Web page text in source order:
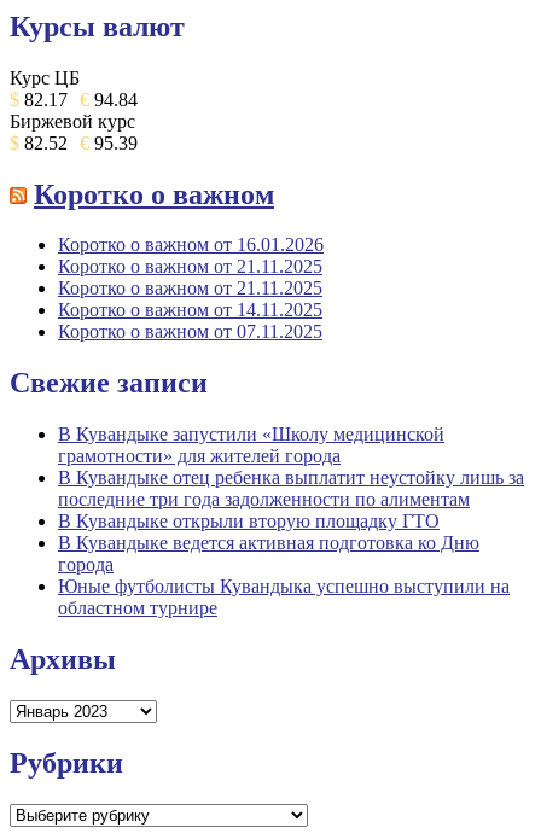
Курсы валют
Курс ЦБ
$ 82.17 € 94.84
Биржевой курс
$ 82.52 € 95.39
Коротко о важном
Коротко о важном от 16.01.2026
Коротко о важном от 21.11.2025
Коротко о важном от 21.11.2025
Коротко о важном от 14.11.2025
Коротко о важном от 07.11.2025
Свежие записи
В Кувандыке запустили «Школу медицинской
грамотности» для жителей города
В Кувандыке отец ребенка выплатит неустойку лишь за
последние три года задолженности по алиментам
В Кувандыке открыли вторую площадку ГТО
В Кувандыке ведется активная подготовка ко Дню
города
Юные футболисты Кувандыка успешно выступили на
областном турнире
Архивы
Архивы
Рубрики
Рубрики